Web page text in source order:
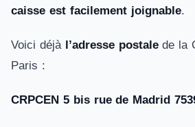
caisse est facilement joignable.
Voici déjà l’adresse postalede la
Paris :
CRPCEN 5 bis rue de Madrid